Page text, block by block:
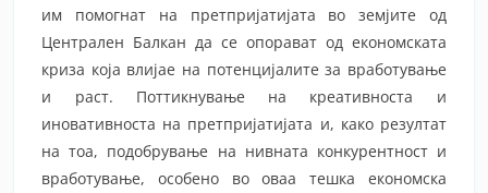
им помогнат на претпријатијата во земјите од
Централен Балкан да се опорават од економската
криза која влијае на потенцијалите за вработување
и раст. Поттикнување на креативноста и
иновативноста на претпријатијата и, како резултат
на тоа, подобрување на нивната конкурентност и
вработување, особено во оваа тешка економска